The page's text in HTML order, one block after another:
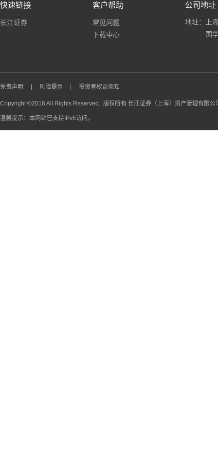
快速链接
长江证券
客户帮助
常见问题
下载中心
公司地址
地址：上
国
免责声明 风险提示 投资者权益须知
Copyright ©2016 All Rights Reserved. 版权所有 长江证券（上海）资产管理有限
温馨提示：本网站已支持IPv6访问。